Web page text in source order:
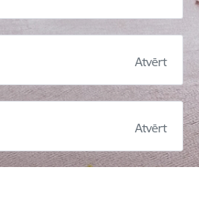
Atvērt
Atvērt